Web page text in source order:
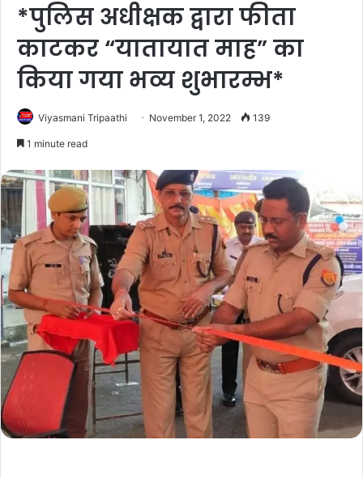
*पुलिस अधीक्षक द्वारा फीता
काटकर “यातायात माह” का
किया गया भव्य शुभारम्भ*
Viyasmani Tripaathi November 1, 2022 139
1 minute read